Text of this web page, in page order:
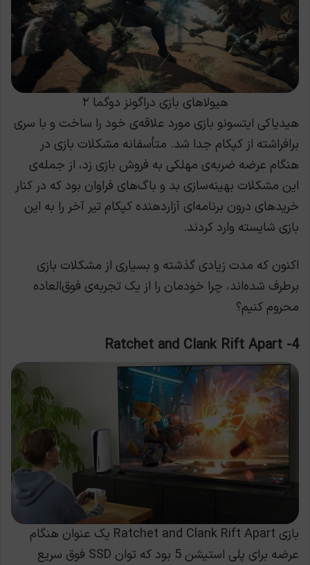
هیولاهای بازی دراگونز دوگما ۲
هیدیاکی ایتسونو بازی مورد علاقه‌ی خود را ساخت و با سری
برافراشته از کپکام جدا شد. متأسفانه مشکلات بازی در
هنگام عرضه ضربه‌ی مهلکی به فروش بازی زد، از جمله‌ی
این مشکلات بهینه‌سازی بد و باگ‌های فراوان بود که در کنار
خریدهای درون برنامه‌ای آزاردهنده کپکام تیر آخر را به این
بازی شایسته وارد کردند.
اکنون که مدت زیادی گذشته و بسیاری از مشکلات بازی
برطرف شده‌اند، چرا خودمان را از یک تجربه‌ی فوق‌العاده
محروم کنیم؟
4- Ratchet and Clank Rift Apart
بازی Ratchet and Clank Rift Apart یک عنوان هنگام
عرضه برای پلی استیشن 5 بود که توان SSD فوق سریع